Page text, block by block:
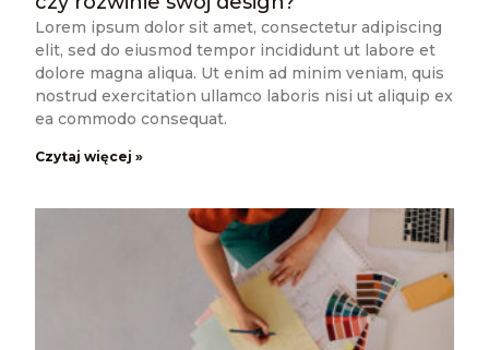
Lorem ipsum dolor sit amet, consectetur adipiscing
elit, sed do eiusmod tempor incididunt ut labore et
dolore magna aliqua. Ut enim ad minim veniam, quis
nostrud exercitation ullamco laboris nisi ut aliquip ex
ea commodo consequat.
Czytaj więcej »